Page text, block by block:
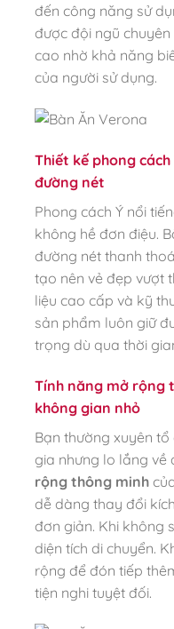
đến công năng sử
được đội ngũ
cao nhờ khả năng
của người sử dụng.
Thiết kế phong
đường nét
Phong cách Ý nổi
không hề đơn điệu.
đường nét thanh
tạo nên vẻ đẹp vượt
liệu cao cấp và kỹ
sản phẩm luôn giữ
trọng dù qua thời
Tính năng mở rộng
không gian nhỏ
Bạn thường xuyên
gia nhưng lo lắng về
rộng thông minh
dễ dàng thay đổi
đơn giản. Khi không
diện tích di chuyển.
rộng để đón tiếp
tiện nghi tuyệt đối.